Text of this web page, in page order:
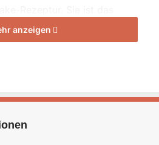
Gelegenheit, von
gemütlichen Nachmittagen,
auf dieser süßen Reise,
anzeigen